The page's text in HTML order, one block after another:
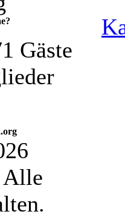
Gäste
Alle